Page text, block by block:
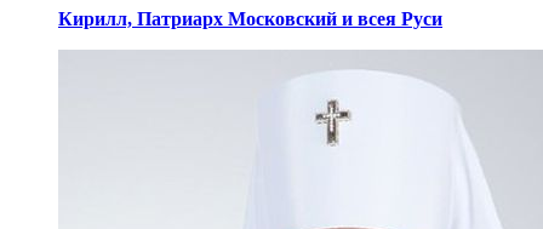
Кирилл, Патриарх Московский и всея Руси